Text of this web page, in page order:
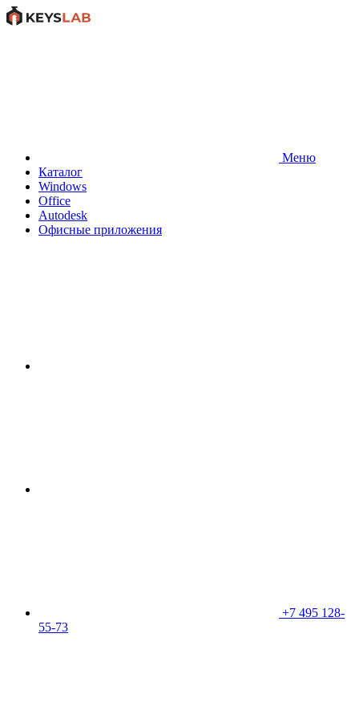
Меню
Каталог
Windows
Office
Autodesk
Офисные приложения
+7 495 128-
55-73